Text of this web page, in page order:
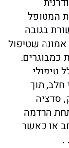
המטופל
בגובה
אמונה שטיפול
כמבוגרים.
טיפולי
חלב, תוך
סדציה
הרדמה
או כאשר
.